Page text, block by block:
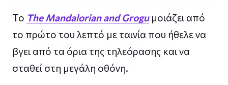
Το The Mandalorian and Groguμοιάζει από
το πρώτο του λεπτό με ταινία που ήθελε να
βγει από τα όρια της τηλεόρασης και να
σταθεί στη μεγάλη οθόνη.